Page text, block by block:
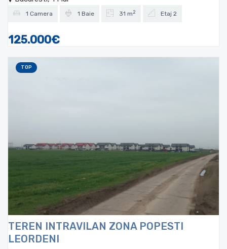
1 Camera 1 Baie 31 m 2 Etaj 2
125.000€
TOP
TEREN INTRAVILAN ZONA POPESTI
LEORDENI